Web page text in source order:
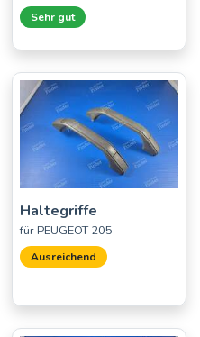
Sehr gut
Haltegriffe
für PEUGEOT 205
Ausreichend